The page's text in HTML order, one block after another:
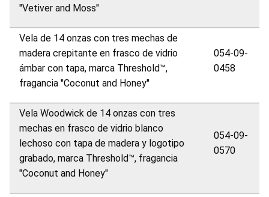
"Vetiver and Moss"
Vela de 14 onzas con tres mechas de
madera crepitante en frasco de vidrio
ámbar con tapa, marca Threshold™,
fragancia "Coconut and Honey"
054-09-
0458
Vela Woodwick de 14 onzas con tres
mechas en frasco de vidrio blanco
lechoso con tapa de madera y logotipo
grabado, marca Threshold™, fragancia
"Coconut and Honey"
054-09-
0570